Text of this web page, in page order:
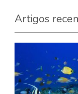
Artigos